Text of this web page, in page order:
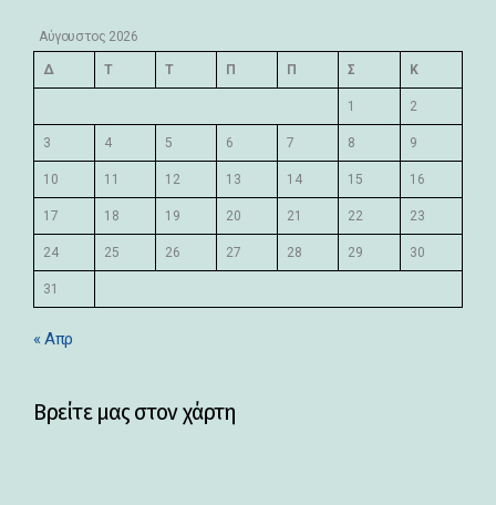
Αύγουστος 2026
Δ Τ Τ Π Π Σ Κ
1 2
3 4 5 6 7 8 9
10 11 12 13 14 15 16
17 18 19 20 21 22 23
24 25 26 27 28 29 30
31
« Απρ
Βρείτε μας στον χάρτη